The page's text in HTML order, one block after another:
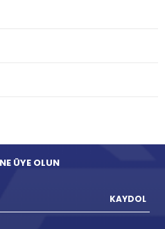
ÜYE OLUN
KAYDOL